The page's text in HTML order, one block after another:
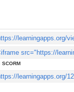
SCORM